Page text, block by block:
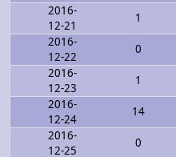
2016-
12-21
1
2016-
12-22
0
2016-
12-23
1
2016-
12-24
14
2016-
12-25
0